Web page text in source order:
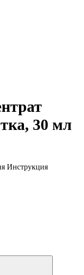
30 мл
Инструкция